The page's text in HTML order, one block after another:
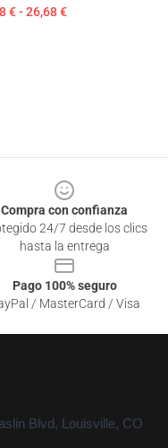
€ - 26,68 €
Compra con confianza
24/7 desde los clics
hasta la entrega
Pago 100% seguro
/ MasterCard / Visa
Blvd, Louisville, CO